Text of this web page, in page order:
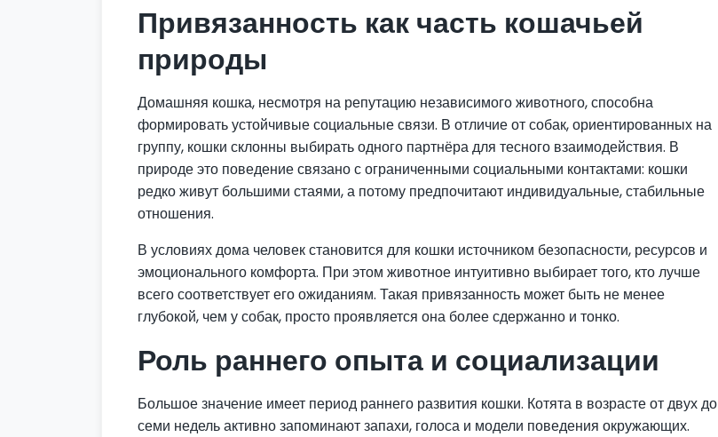
Привязанность как часть кошачьей
природы
Домашняя кошка, несмотря на репутацию независимого животного, способна
формировать устойчивые социальные связи. В отличие от собак, ориентированных на
группу, кошки склонны выбирать одного партнёра для тесного взаимодействия. В
природе это поведение связано с ограниченными социальными контактами: кошки
редко живут большими стаями, а потому предпочитают индивидуальные, стабильные
отношения.
В условиях дома человек становится для кошки источником безопасности, ресурсов и
эмоционального комфорта. При этом животное интуитивно выбирает того, кто лучше
всего соответствует его ожиданиям. Такая привязанность может быть не менее
глубокой, чем у собак, просто проявляется она более сдержанно и тонко.
Роль раннего опыта и социализации
Большое значение имеет период раннего развития кошки. Котята в возрасте от двух до
семи недель активно запоминают запахи, голоса и модели поведения окружающих.